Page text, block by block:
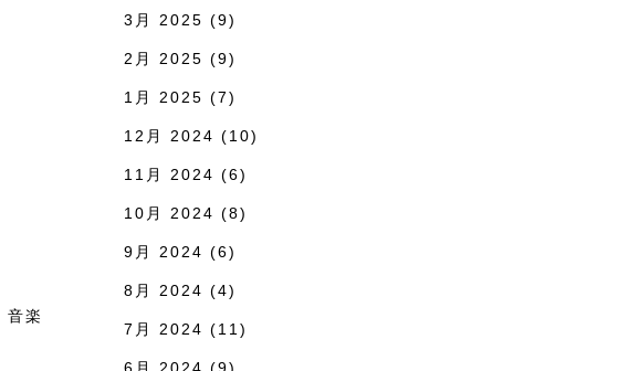
音楽
3月 2025 (9)
2月 2025 (9)
1月 2025 (7)
12月 2024 (10)
11月 2024 (6)
10月 2024 (8)
9月 2024 (6)
8月 2024 (4)
7月 2024 (11)
6月 2024 (9)